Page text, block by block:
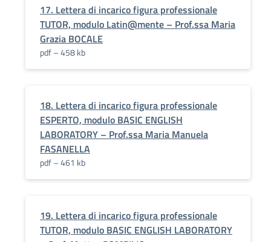
17. Lettera di incarico figura professionale
TUTOR, modulo Latin@mente – Prof.ssa Maria
Grazia BOCALE
pdf – 458 kb
18. Lettera di incarico figura professionale
ESPERTO, modulo BASIC ENGLISH
LABORATORY – Prof.ssa Maria Manuela
FASANELLA
pdf – 461 kb
19. Lettera di incarico figura professionale
TUTOR, modulo BASIC ENGLISH LABORATORY